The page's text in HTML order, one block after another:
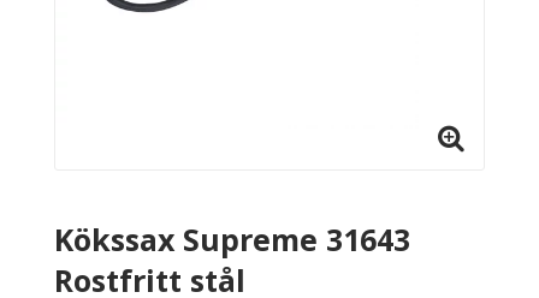
Kökssax Supreme 31643
Rostfritt stål